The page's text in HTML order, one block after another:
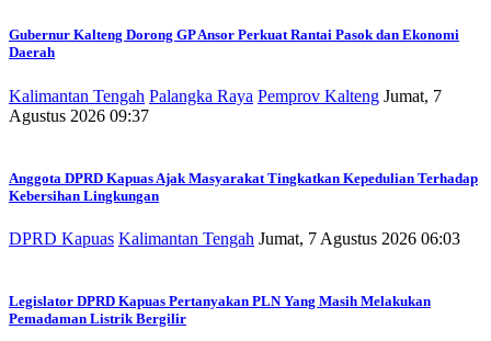
Gubernur Kalteng Dorong GP Ansor Perkuat Rantai Pasok dan Ekonomi
Daerah
Kalimantan Tengah Palangka Raya Pemprov Kalteng Jumat, 7
Agustus 2026 09:37
Anggota DPRD Kapuas Ajak Masyarakat Tingkatkan Kepedulian Terhadap
Kebersihan Lingkungan
DPRD Kapuas Kalimantan Tengah Jumat, 7 Agustus 2026 06:03
Legislator DPRD Kapuas Pertanyakan PLN Yang Masih Melakukan
Pemadaman Listrik Bergilir